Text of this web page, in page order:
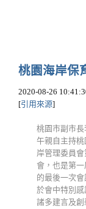
桃園海岸保
2020-08-26
[引用來源]
桃園市副市
午親自主持
岸管理委員會
會，也是第
的最後一次
於會中特別
諸多建言及